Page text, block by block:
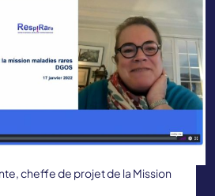
cheffe de projet de la Mission